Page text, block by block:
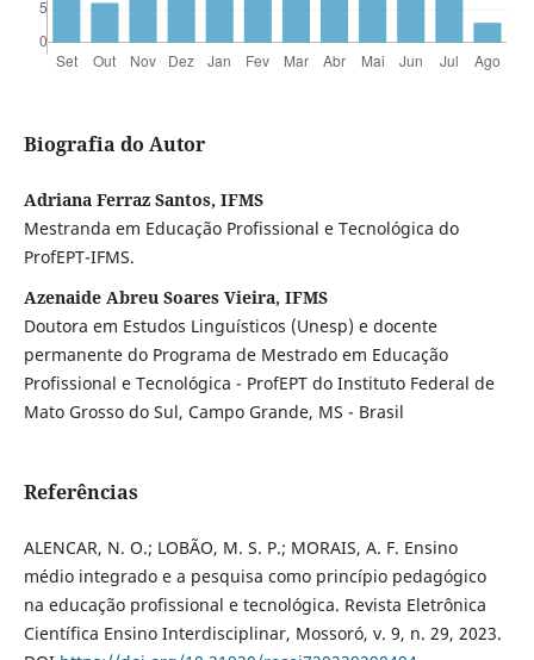
Biografia do Autor
Adriana Ferraz Santos, IFMS
Mestranda em Educação Profissional e Tecnológica do
ProfEPT-IFMS.
Azenaide Abreu Soares Vieira, IFMS
Doutora em Estudos Linguísticos (Unesp) e docente
permanente do Programa de Mestrado em Educação
Profissional e Tecnológica - ProfEPT do Instituto Federal de
Mato Grosso do Sul, Campo Grande, MS - Brasil
Referências
ALENCAR, N. O.; LOBÃO, M. S. P.; MORAIS, A. F. Ensino
médio integrado e a pesquisa como princípio pedagógico
na educação profissional e tecnológica. Revista Eletrônica
Científica Ensino Interdisciplinar, Mossoró, v. 9, n. 29, 2023.